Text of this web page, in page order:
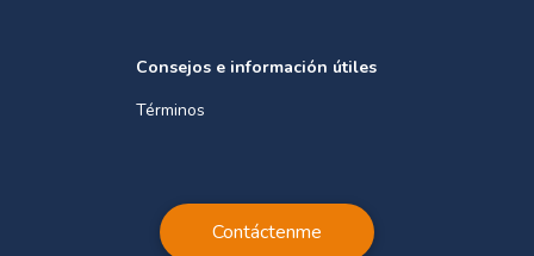
Consejos e información útiles
Términos
Contáctenme